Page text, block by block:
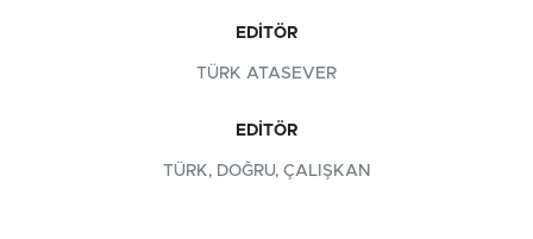
EDITÖR
TÜRK ATASEVER
EDITÖR
TÜRK, DOĞRU, ÇALIŞKAN